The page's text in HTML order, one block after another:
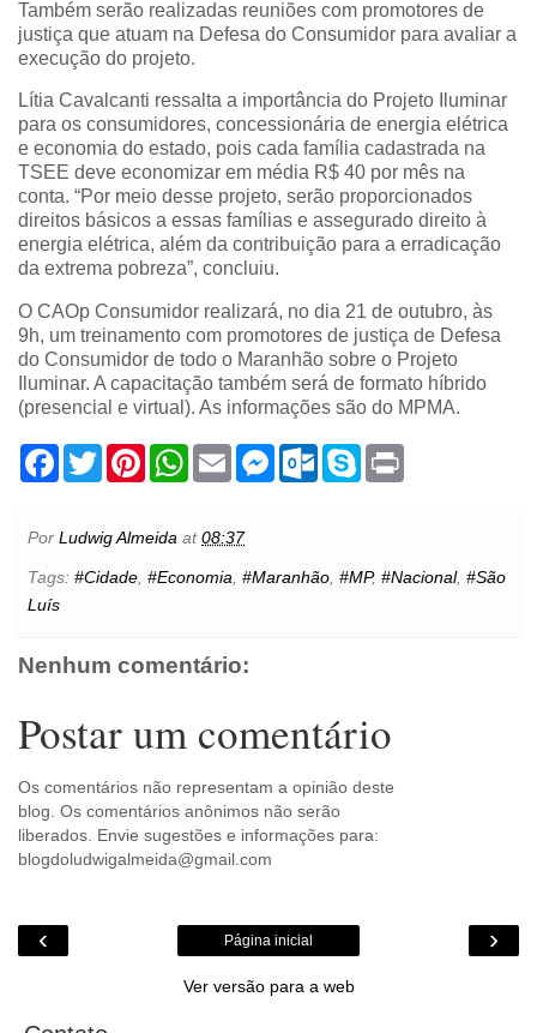
Também serão realizadas reuniões com promotores de
justiça que atuam na Defesa do Consumidor para avaliar a
execução do projeto.
Lítia Cavalcanti ressalta a importância do Projeto Iluminar
para os consumidores, concessionária de energia elétrica
e economia do estado, pois cada família cadastrada na
TSEE deve economizar em média R$ 40 por mês na
conta. “Por meio desse projeto, serão proporcionados
direitos básicos a essas famílias e assegurado direito à
energia elétrica, além da contribuição para a erradicação
da extrema pobreza”, concluiu.
O CAOp Consumidor realizará, no dia 21 de outubro, às
9h, um treinamento com promotores de justiça de Defesa
do Consumidor de todo o Maranhão sobre o Projeto
Iluminar. A capacitação também será de formato híbrido
(presencial e virtual). As informações são do MPMA.
F
b
o
k
T
w
t
e
r
P
e
r
e
s
W
s
A
p
E
m
l
M
e
e
O
k
.
S
Por Ludwig Almeida at08:37
Tags: #Cidade, #Economia, #Maranhão, #MP, #Nacional, #São
Luís
Nenhum comentário:
Postar um comentário
Os comentários não representam a opinião deste
blog. Os comentários anônimos não serão
liberados. Envie sugestões e informações para:
blogdoludwigalmeida@gmail.com
‹ ›
Página inicial
Ver versão para a web